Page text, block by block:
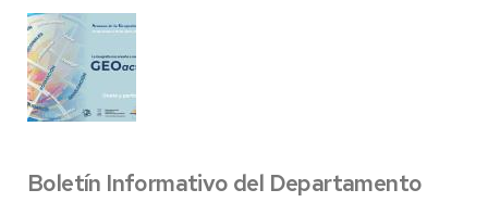
Boletín Informativo del Departamento